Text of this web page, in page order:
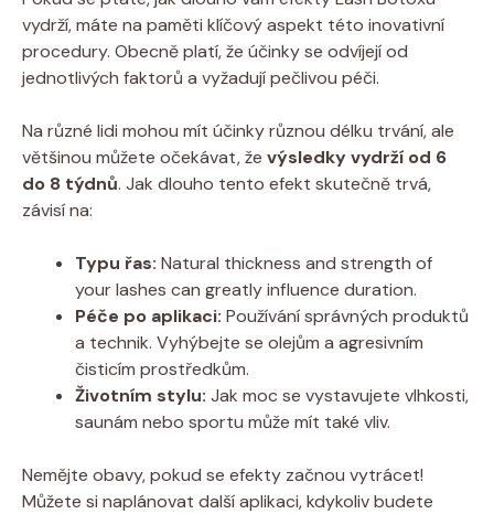
vydrží, máte na paměti klíčový aspekt této inovativní
procedury. Obecně platí, že účinky se odvíjejí od
jednotlivých faktorů a vyžadují pečlivou péči.
Na různé lidi mohou mít účinky různou délku trvání, ale
většinou můžete očekávat, že výsledky vydrží od 6
do 8 týdnů. Jak dlouho tento efekt skutečně trvá,
závisí na:
Typu řas: Natural thickness and strength of
your lashes can greatly influence duration.
Péče po aplikaci: Používání správných produktů
a technik. Vyhýbejte se olejům a agresivním
čisticím prostředkům.
Životním stylu: Jak moc se vystavujete vlhkosti,
saunám nebo sportu může mít také vliv.
Nemějte obavy, pokud se efekty začnou vytrácet!
Můžete si naplánovat další aplikaci, kdykoliv budete